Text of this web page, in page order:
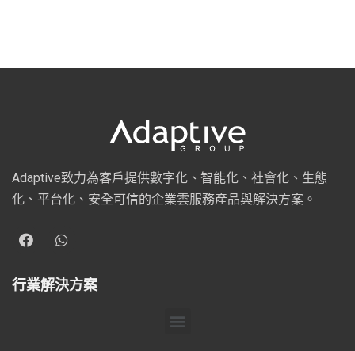
Adaptive致力為客戶提供數字化、智能化、社會化、生態
化、平台化、安全可信的企業雲服務產品與解決方案。
行業解決方案